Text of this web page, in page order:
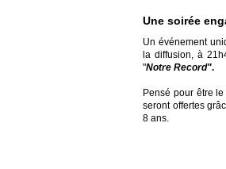
Une soirée
Un événement
la diffusion, à
"Notre Record".
Pensé pour être
seront offertes
8 ans.